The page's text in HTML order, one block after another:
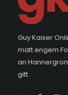
Guy Kaiser
matt engem
an
gitt.